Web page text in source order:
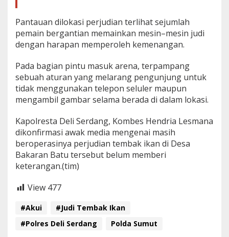
Pantauan dilokasi perjudian terlihat sejumlah
pemain bergantian memainkan mesin–mesin judi
dengan harapan memperoleh kemenangan.
Pada bagian pintu masuk arena, terpampang
sebuah aturan yang melarang pengunjung untuk
tidak menggunakan telepon seluler maupun
mengambil gambar selama berada di dalam lokasi.
Kapolresta Deli Serdang, Kombes Hendria Lesmana
dikonfirmasi awak media mengenai masih
beroperasinya perjudian tembak ikan di Desa
Bakaran Batu tersebut belum memberi
keterangan.(tim)
View 477
#Akui
#Judi Tembak Ikan
#Polres Deli Serdang
Polda Sumut